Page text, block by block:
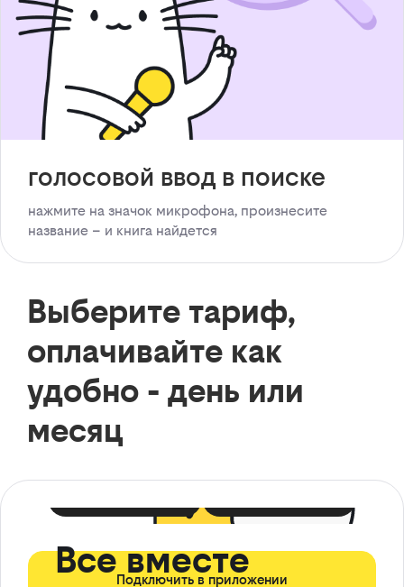
голосовой ввод в поиске
нажмите на значок микрофона, произнесите
название – и книга найдется
Выберите тариф,
оплачивайте как
удобно - день или
месяц
Все вместе
Подключить в приложении